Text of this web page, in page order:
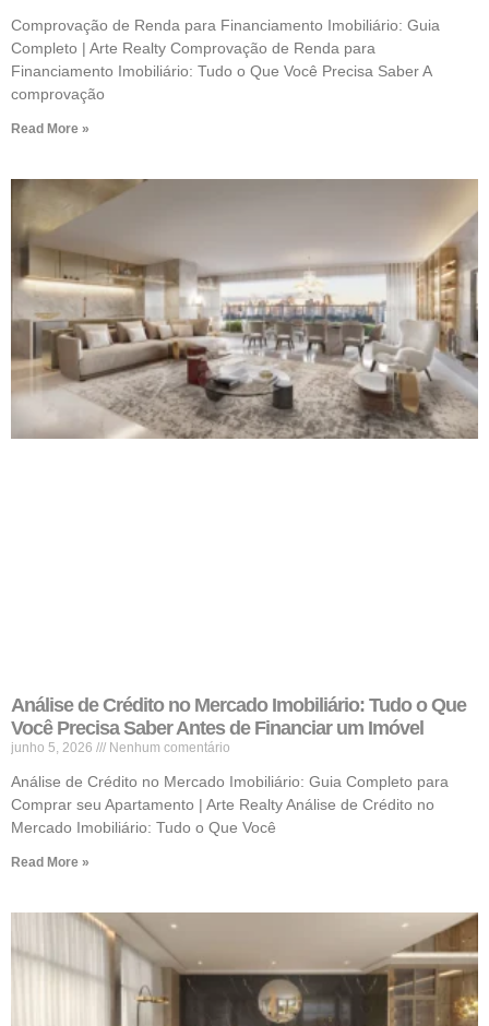
Comprovação de Renda para Financiamento Imobiliário: Guia
Completo | Arte Realty Comprovação de Renda para
Financiamento Imobiliário: Tudo o Que Você Precisa Saber A
comprovação
Read More »
Análise de Crédito no Mercado Imobiliário: Tudo o Que
Você Precisa Saber Antes de Financiar um Imóvel
junho 5, 2026 Nenhum comentário
Análise de Crédito no Mercado Imobiliário: Guia Completo para
Comprar seu Apartamento | Arte Realty Análise de Crédito no
Mercado Imobiliário: Tudo o Que Você
Read More »